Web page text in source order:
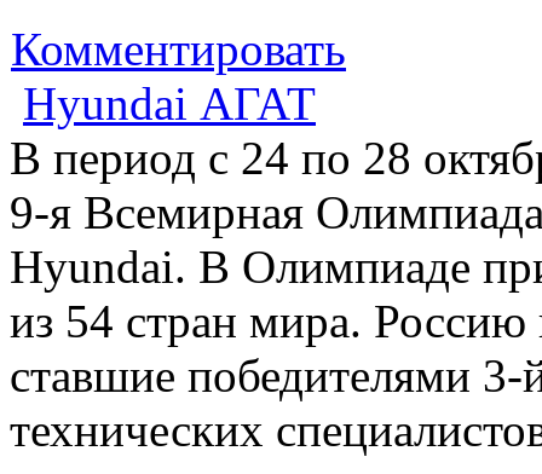
Комментировать
Hyundai АГАТ
В период с 24 по 28
9-я Всемирная
Hyundai. В Олимпиаде
из 54 стран мира. Россию
ставшие победителями
технических